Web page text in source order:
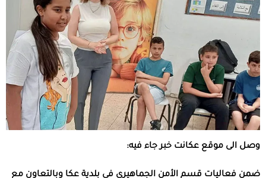
وصل الى موقع عكانت خبر جاء فيه:
ضمن فعاليات قسم الأمن الجماهيري في بلدية عكا وبالتعاون مع